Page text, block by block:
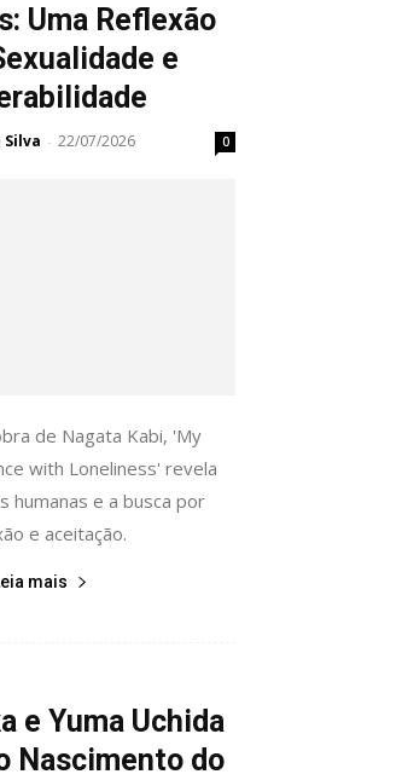
Uma Reflexão
e
- 22/07/2026 0
de Nagata Kabi, 'My
with Loneliness' revela
humanas e a busca por
e aceitação.
mais
e Yuma Uchida
Nascimento do